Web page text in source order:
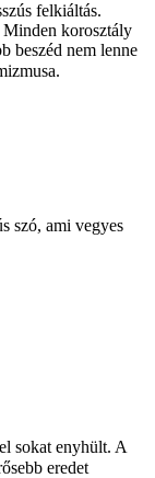
felkiáltás.
korosztály
beszéd nem lenne
szó, ami vegyes
sokat enyhült. A
eredet